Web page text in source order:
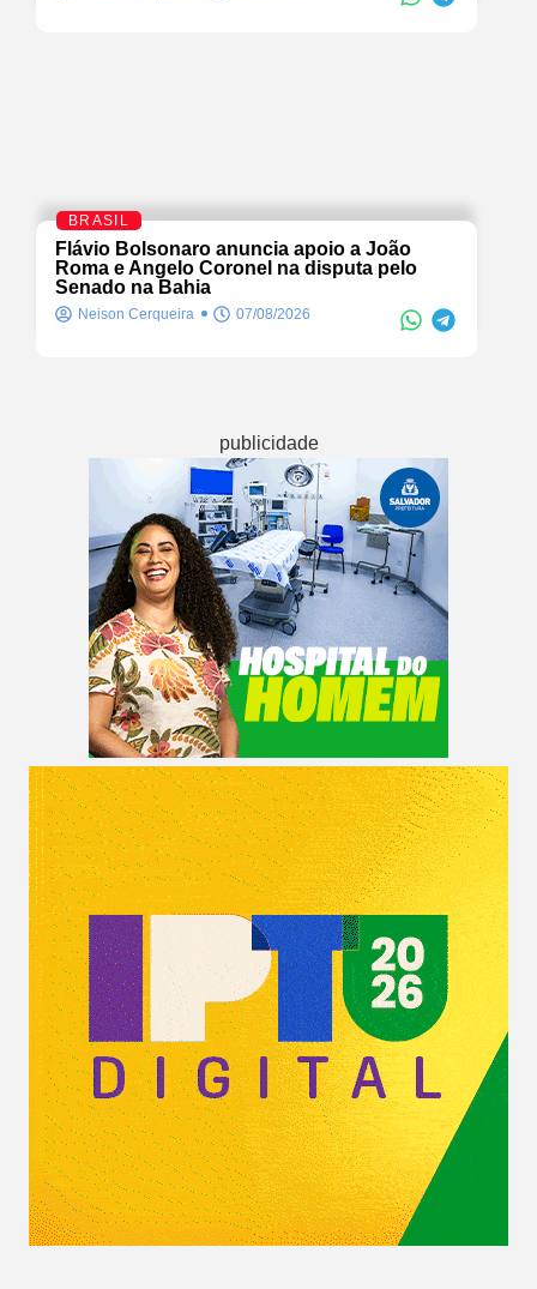
BRASIL
Flávio Bolsonaro anuncia apoio a João
Roma e Angelo Coronel na disputa pelo
Senado na Bahia
Neison Cerqueira 07/08/2026
publicidade